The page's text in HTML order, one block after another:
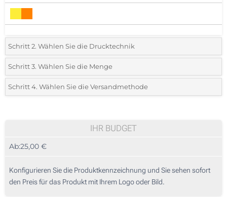
Schritt 2. Wählen Sie die Drucktechnik
*Wählen Sie die Druck- und Farbtechniken für Ihr Logo:
1 Farbig (Auf einer Seite)
3 Farbig (Auf einer Seite)
Vollfarbdruck (Auf einer Seite)
Schritt 3. Wählen Sie die Menge
*Mindestbestellmenge 5 (Gesamte Bestellung)
Schritt 4. Wählen Sie die Versandmethode
IHR BUDGET
Ab:25,00 €
Konfigurieren Sie die Produktkennzeichnung und Sie sehen sofort
den Preis für das Produkt mit Ihrem Logo oder Bild.